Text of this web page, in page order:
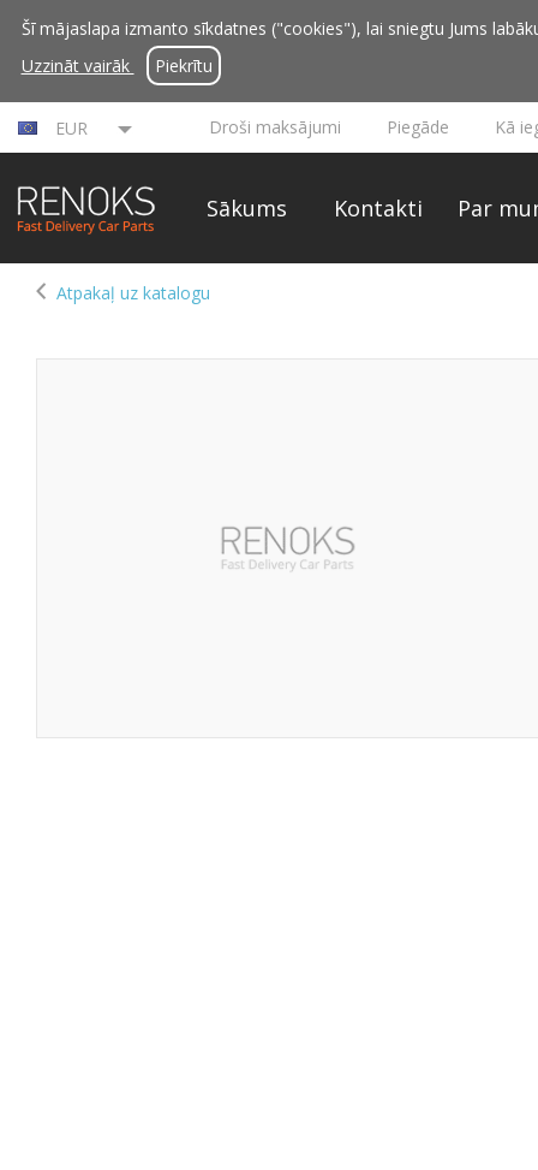
Šī mājaslapa izmanto sīkdatnes ("cookies"), lai sniegtu Jums
Uzzināt vairāk
Piekrītu
EUR Droši maksājumi Piegāde Kā
Sākums Kontakti Par
Atpakaļ uz katalogu